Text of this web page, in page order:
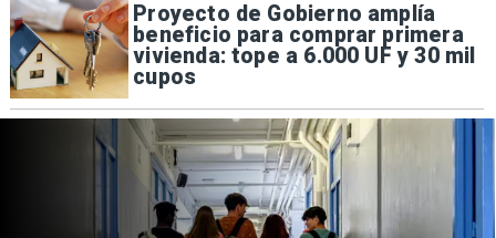
Proyecto de Gobierno amplía
beneficio para comprar primera
vivienda: tope a 6.000 UF y 30 mil
cupos